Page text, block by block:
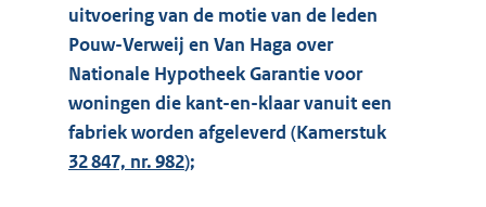
uitvoering van de motie van de leden
Pouw-Verweij en Van Haga over
Nationale Hypotheek Garantie voor
woningen die kant-en-klaar vanuit een
fabriek worden afgeleverd (Kamerstuk
32 847, nr. 982);